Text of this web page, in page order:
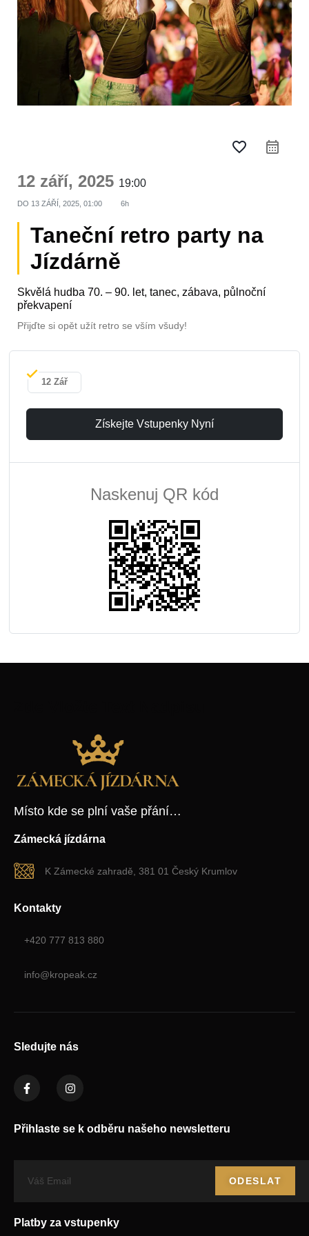
favorite_border
12 září, 2025 19:00
DO 13 ZÁŘÍ, 2025, 01:00 6h
Taneční retro party na
Jízdárně
Skvělá hudba 70. – 90. let, tanec, zábava, půlnoční
překvapení
Přijďte si opět užít retro se vším všudy!
12 Zář
Získejte Vstupenky Nyní
Naskenuj QR kód
Místo kde se plní vaše přání…
Zámecká jízdárna
K Zámecké zahradě, 381 01 Český Krumlov
Kontakty
+420 777 813 880
info@kropeak.cz
Sledujte nás
Přihlaste se k odběru našeho newsletteru
ODESLAT
Platby za vstupenky